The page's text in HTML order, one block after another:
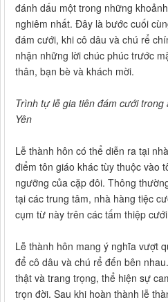
đánh dấu một trong những
nghiêm nhất. Đây là bước cuối
đám cưới, khi cô dâu và chú rể
nhận những lời chúc phúc trước
thân, bạn bè và khách mời.
Trình tự lễ gia tiên đám cưới
Yên
Lễ thành hôn có thể diễn ra tại
điểm tôn giáo khác tùy thuộc vào
ngưỡng của cặp đôi. Thông
tại các trung tâm, nhà hàng tiệc
cụm từ này trên các tấm thiệp
Lễ thành hôn mang ý nghĩa vượt
để cô dâu và chú rể đến bên
thật và trang trọng, thể hiện sự
trọn đời. Sau khi hoàn thành lễ